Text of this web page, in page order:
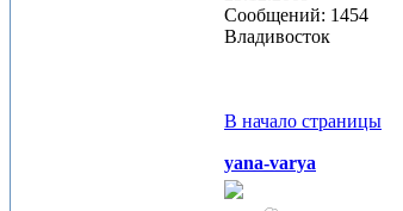
Сообщений: 1454
Владивосток
В начало страницы
yana-varya